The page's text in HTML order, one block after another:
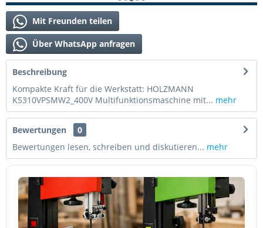
Mit Freunden teilen
Über WhatsApp anfragen
Beschreibung
Kompakte Kraft für die Werkstatt: HOLZMANN
K5310VPSMW2_400V Multifunktionsmaschine mit... mehr
Bewertungen
0
Bewertungen lesen, schreiben und diskutieren... mehr